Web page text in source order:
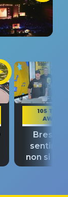
105 TAKE
AWAY
Bresh:
non si
fino alla